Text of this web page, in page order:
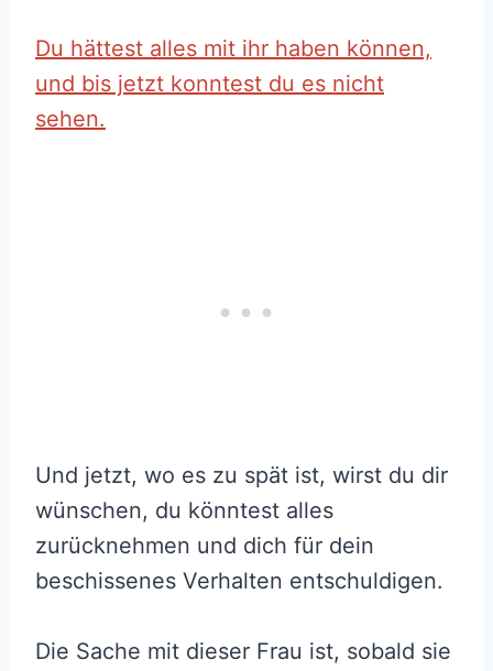
Du hättest alles mit ihr haben können,
und bis jetzt konntest du es nicht
sehen.
Und jetzt, wo es zu spät ist, wirst du dir
wünschen, du könntest alles
zurücknehmen und dich für dein
beschissenes Verhalten entschuldigen.
Die Sache mit dieser Frau ist, sobald sie